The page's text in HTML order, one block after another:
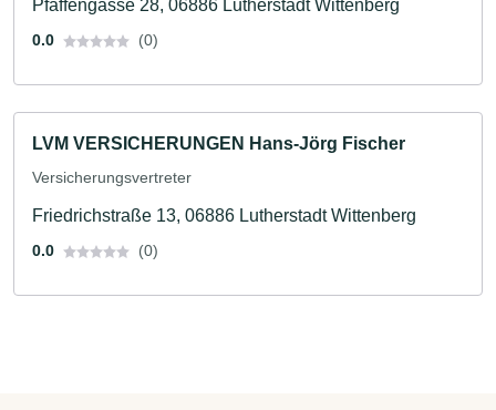
Pfaffengasse 28, 06886 Lutherstadt Wittenberg
0.0 (0)
LVM VERSICHERUNGEN Hans-Jörg Fischer
Versicherungsvertreter
Friedrichstraße 13, 06886 Lutherstadt Wittenberg
0.0 (0)